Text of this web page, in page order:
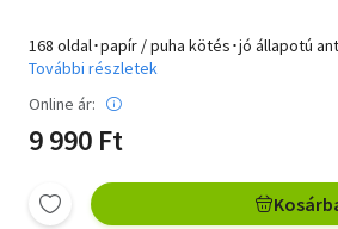
168 oldal･papír / puha kötés･jó állapotú
További részletek
Online ár:
9 990 Ft